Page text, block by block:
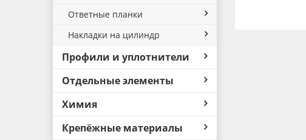
Ответные планки
Накладки на цилиндр
Профили и уплотнители
Отдельные элементы
Химия
Крепёжные материалы